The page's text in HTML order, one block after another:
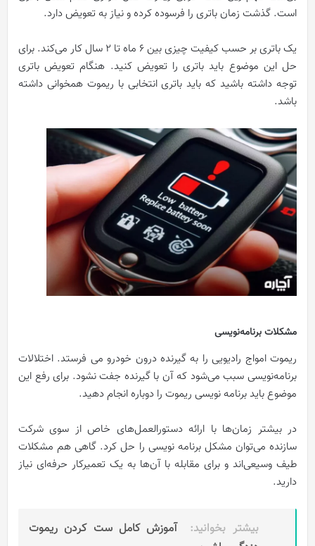
است. گذشت زمان باتری را فرسوده کرده و نیاز به تعویض دارد.
یک باتری بر حسب کیفیت چیزی بین ۶ ماه تا ۲ سال کار می‌کند. برای
حل این موضوع باید باتری را تعویض کنید. هنگام تعویض باتری
توجه داشته باشید که باید باتری انتخابی با ریموت همخوانی داشته
باشد.
مشکلات برنامه‌نویسی
ریموت امواج رادیویی را به گیرنده درون خودرو می فرستد. اختلالات
برنامه‌نویسی سبب می‌شود که آن با گیرنده جفت نشود. برای رفع این
موضوع باید برنامه نویسی ریموت را دوباره انجام دهید.
در بیشتر زمان‌ها با ارائه دستورالعمل‌های خاص از سوی شرکت
سازنده می‌توان مشکل برنامه نویسی را حل کرد. گاهی هم مشکلات
طیف وسیعی‌اند و برای مقابله با آن‌ها به یک تعمیرکار حرفه‌ای نیاز
دارید.
بیشتر بخوانید:
آموزش کامل ست کردن ریموت